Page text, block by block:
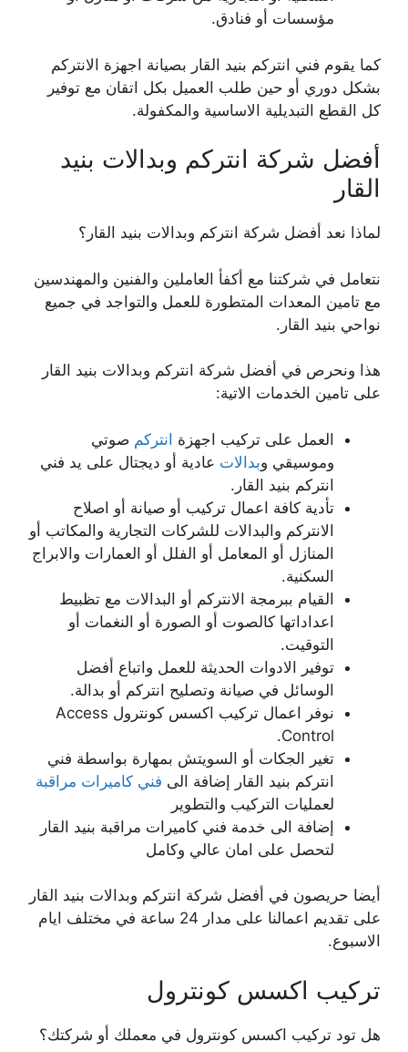
مؤسسات أو فنادق.
كما يقوم فني انتركم بنيد القار بصيانة اجهزة الانتركم
بشكل دوري أو حين طلب العميل بكل اتقان مع توفير
كل القطع التبديلية الاساسية والمكفولة.
أفضل شركة انتركم وبدالات بنيد
القار
لماذا نعد أفضل شركة انتركم وبدالات بنيد القار؟
نتعامل في شركتنا مع أكفأ العاملين والفنين والمهندسين
مع تامين المعدات المتطورة للعمل والتواجد في جميع
نواحي بنيد القار.
هذا ونحرص في أفضل شركة انتركم وبدالات بنيد القار
على تامين الخدمات الاتية:
العمل على تركيب اجهزة انتركم صوتي
وموسيقي وبدالات عادية أو ديجتال على يد فني
انتركم بنيد القار.
تأدية كافة اعمال تركيب أو صيانة أو اصلاح
الانتركم والبدالات للشركات التجارية والمكاتب أو
المنازل أو المعامل أو الفلل أو العمارات والابراج
السكنية.
القيام ببرمجة الانتركم أو البدالات مع تظبيط
اعداداتها كالصوت أو الصورة أو النغمات أو
التوقيت.
توفير الادوات الحديثة للعمل واتباع أفضل
الوسائل في صيانة وتصليح انتركم أو بدالة.
نوفر اعمال تركيب اكسس كونترول Access
Control.
تغير الجكات أو السويتش بمهارة بواسطة فني
انتركم بنيد القار إضافة الى فني كاميرات مراقبة
لعمليات التركيب والتطوير
إضافة الى خدمة فني كاميرات مراقبة بنيد القار
لتحصل على امان عالي وكامل
أيضا حريصون في أفضل شركة انتركم وبدالات بنيد القار
على تقديم اعمالنا على مدار 24 ساعة في مختلف ايام
الاسبوع.
تركيب اكسس كونترول
هل تود تركيب اكسس كونترول في معملك أو شركتك؟